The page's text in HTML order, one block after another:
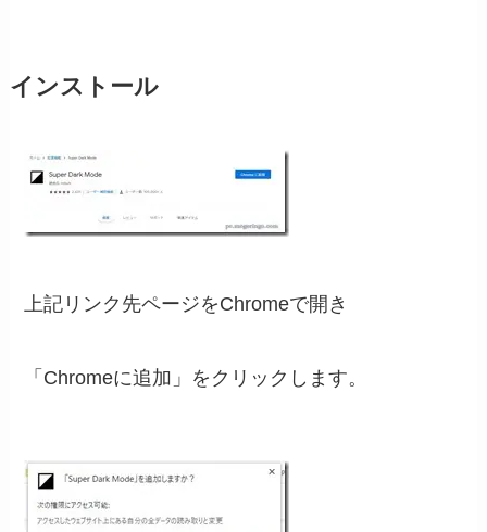
インストール
上記リンク先ページをChromeで開き
「Chromeに追加」をクリックします。